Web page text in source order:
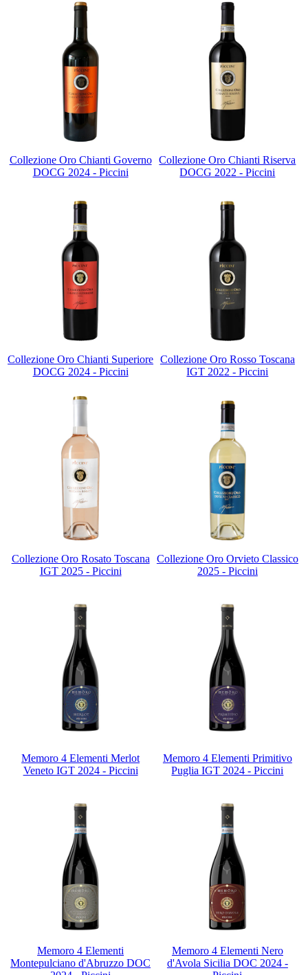
Collezione Oro Chianti Governo
DOCG 2024 - Piccini
Collezione Oro Chianti Riserva
DOCG 2022 - Piccini
Collezione Oro Chianti Superiore
DOCG 2024 - Piccini
Collezione Oro Rosso Toscana
IGT 2022 - Piccini
Collezione Oro Rosato Toscana
IGT 2025 - Piccini
Collezione Oro Orvieto Classico
2025 - Piccini
Memoro 4 Elementi Merlot
Veneto IGT 2024 - Piccini
Memoro 4 Elementi Primitivo
Puglia IGT 2024 - Piccini
Memoro 4 Elementi
Montepulciano d'Abruzzo DOC
Memoro 4 Elementi Nero
d'Avola Sicilia DOC 2024 -